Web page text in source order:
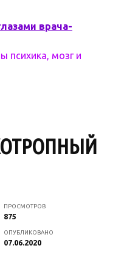
врача-
психика, мозг и
ПРОСМОТРОВ
875
ОПУБЛИКОВАНО
07.06.2020